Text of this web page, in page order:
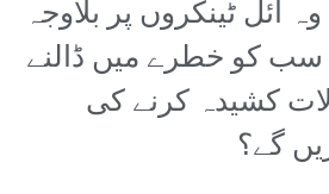
آئل ٹینکروں پر بلاوجہ
کو خطرے میں ڈالنے
کشیدہ کرنے کی
گے؟